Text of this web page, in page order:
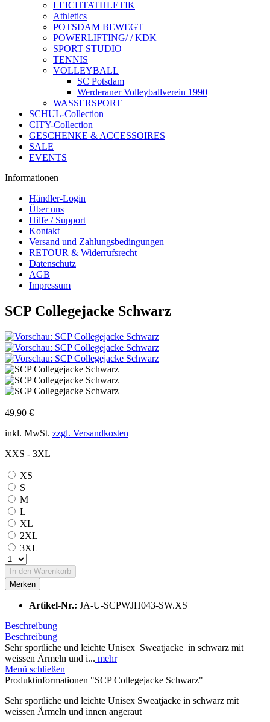
LEICHTATHLETIK
Athletics
POTSDAM BEWEGT
POWERLIFTING/ / KDK
SPORT STUDIO
TENNIS
VOLLEYBALL
SC Potsdam
Werderaner Volleyballverein 1990
WASSERSPORT
SCHUL-Collection
CITY-Collection
GESCHENKE & ACCESSOIRES
SALE
EVENTS
Informationen
Händler-Login
Über uns
Hilfe / Support
Kontakt
Versand und Zahlungsbedingungen
RETOUR & Widerrufsrecht
Datenschutz
AGB
Impressum
SCP Collegejacke Schwarz
49,90 €
inkl. MwSt. zzgl. Versandkosten
XXS - 3XL
XS
S
M
L
XL
2XL
3XL
In den Warenkorb
Merken
Artikel-Nr.: JA-U-SCPWJH043-SW.XS
Beschreibung
Beschreibung
Sehr sportliche und leichte Unisex Sweatjacke in schwarz mit
weissen Ärmeln und i... mehr
Menü schließen
Produktinformationen "SCP Collegejacke Schwarz"
Sehr sportliche und leichte Unisex Sweatjacke in schwarz mit
weissen Ärmeln und innen angeraut